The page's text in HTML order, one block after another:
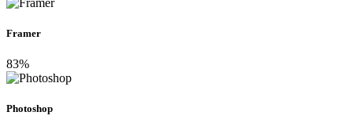
Framer
83%
Photoshop